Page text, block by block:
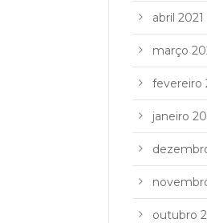
abril 2021
março
fevereiro
janeiro
outubro